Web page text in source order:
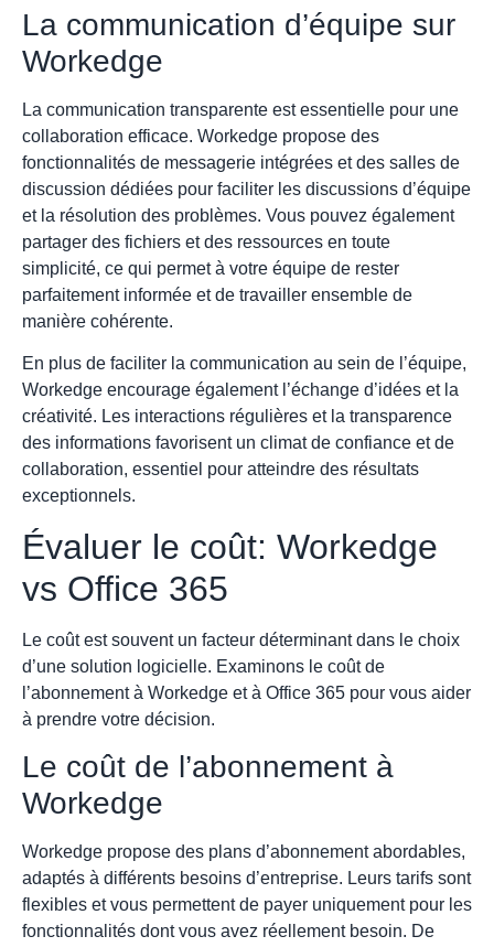
La communication d’équipe sur
Workedge
La communication transparente est essentielle pour une
collaboration efficace. Workedge propose des
fonctionnalités de messagerie intégrées et des salles de
discussion dédiées pour faciliter les discussions d’équipe
et la résolution des problèmes. Vous pouvez également
partager des fichiers et des ressources en toute
simplicité, ce qui permet à votre équipe de rester
parfaitement informée et de travailler ensemble de
manière cohérente.
En plus de faciliter la communication au sein de l’équipe,
Workedge encourage également l’échange d’idées et la
créativité. Les interactions régulières et la transparence
des informations favorisent un climat de confiance et de
collaboration, essentiel pour atteindre des résultats
exceptionnels.
Évaluer le coût: Workedge
vs Office 365
Le coût est souvent un facteur déterminant dans le choix
d’une solution logicielle. Examinons le coût de
l’abonnement à Workedge et à Office 365 pour vous aider
à prendre votre décision.
Le coût de l’abonnement à
Workedge
Workedge propose des plans d’abonnement abordables,
adaptés à différents besoins d’entreprise. Leurs tarifs sont
flexibles et vous permettent de payer uniquement pour les
fonctionnalités dont vous avez réellement besoin. De